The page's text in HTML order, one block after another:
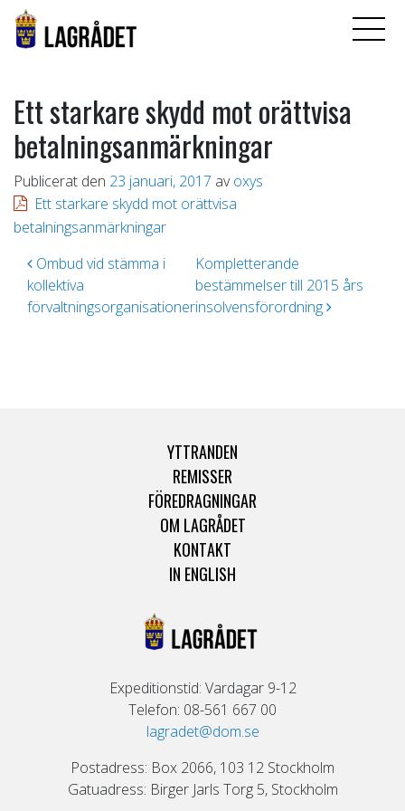
Ett starkare skydd mot orättvisa
betalningsanmärkningar
Publicerat den 23 januari, 2017 av oxys
Ett starkare skydd mot orättvisa
betalningsanmärkningar
Inläggsnavigering
Ombud vid stämma i
kollektiva
förvaltningsorganisationer
Kompletterande
bestämmelser till 2015 års
insolvensförordning
YTTRANDEN
REMISSER
FÖREDRAGNINGAR
OM LAGRÅDET
KONTAKT
IN ENGLISH
Expeditionstid: Vardagar 9-12
Telefon: 08-561 667 00
lagradet@dom.se
Postadress: Box 2066, 103 12 Stockholm
Gatuadress: Birger Jarls Torg 5, Stockholm